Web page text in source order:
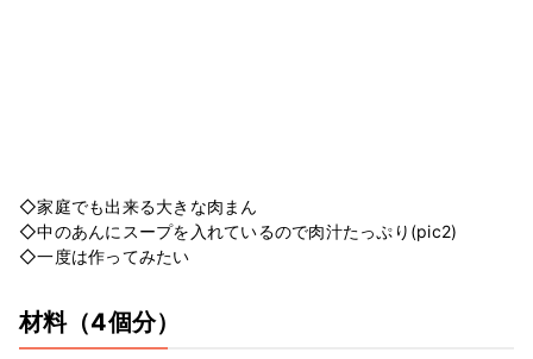
◇家庭でも出来る大きな肉まん
◇中のあんにスープを入れているので肉汁たっぷり(pic2)
◇一度は作ってみたい
材料（4個分）